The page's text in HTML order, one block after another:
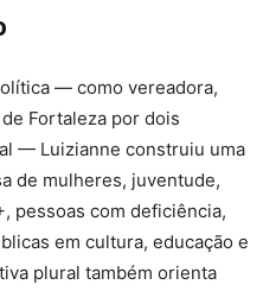
— como vereadora,
Fortaleza por dois
— Luizianne construiu uma
de mulheres, juventude,
pessoas com deficiência,
em cultura, educação e
plural também orienta